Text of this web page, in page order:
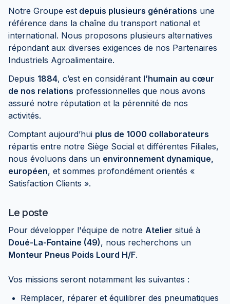
Notre Groupe est depuis plusieurs générations une
référence dans la chaîne du transport national et
international. Nous proposons plusieurs alternatives
répondant aux diverses exigences de nos Partenaires
Industriels Agroalimentaire.
Depuis 1884, c’est en considérant l’humain au cœur
de nos relations professionnelles que nous avons
assuré notre réputation et la pérennité de nos
activités.
Comptant aujourd’hui plus de 1000 collaborateurs
répartis entre notre Siège Social et différentes Filiales,
nous évoluons dans un environnement dynamique,
européen, et sommes profondément orientés «
Satisfaction Clients ».
Le poste
Pour développer l'équipe de notre Atelier situé à
Doué-La-Fontaine (49), nous recherchons un
Monteur Pneus Poids Lourd H/F.
Vos missions seront notamment les suivantes :
Remplacer, réparer et équilibrer des pneumatiques